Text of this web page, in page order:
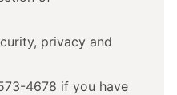
privacy and
4678 if you have